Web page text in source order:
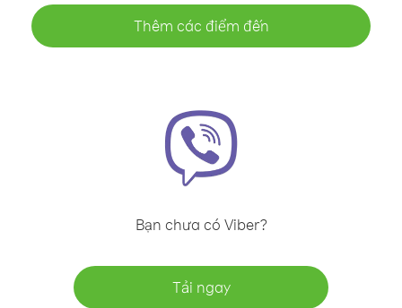
Thêm các điểm đến
Bạn chưa có Viber?
Tải ngay